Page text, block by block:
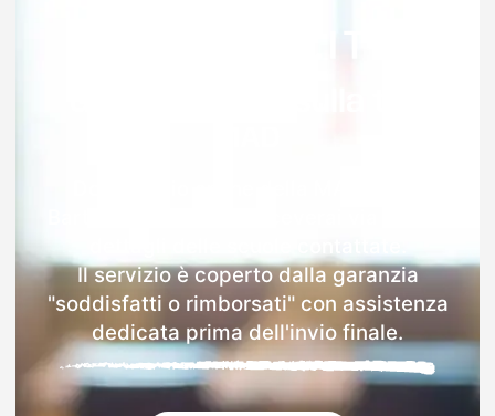
Il servizio è coperto dalla garanzia
"soddisfatti o rimborsati" con assistenza
dedicata prima dell'invio finale.